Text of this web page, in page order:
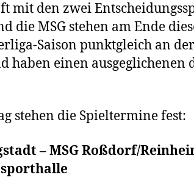
mit den zwei
die MSG stehen am Ende
Saison punktgleich an
haben einen ausgeglichenen
stehen die Spieltermine fest:
– MSG Roßdorf/